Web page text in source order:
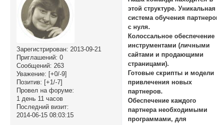
Зарегистрирован: 2013-09-21
Приглашений: 0
Сообщений: 263
Уважение: [+0/-9]
Позитив: [+1/-7]
Провел на форуме:
1 день 11 часов
Последний визит:
2014-06-15 08:03:15
этой структуре. Уникальная
система обучения
с нуля.
Колоссальное обеспечение
инструментами (личными
сайтами и продающими
страницами).
Готовые скрипты и модели
привлечения новых
партнеров.
Обеспечение каждого
партнера необходимыми
программами, для